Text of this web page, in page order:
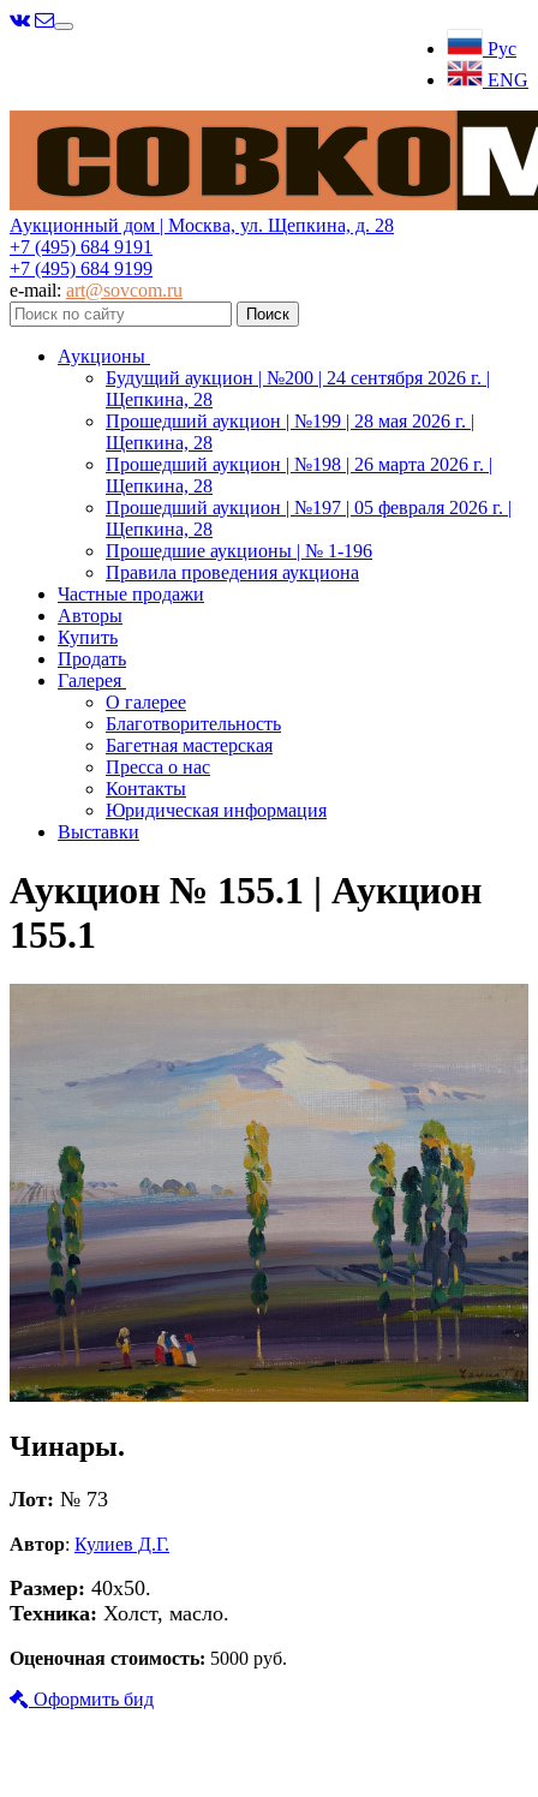
Рус
ENG
Меню
Аукционный дом | Москва, ул. Щепкина, д. 28
+7 (495) 684 9191
+7 (495) 684 9199
e-mail: art@sovcom.ru
Аукционы
Будущий аукцион | №200 | 24 сентября 2026 г. |
Щепкина, 28
Прошедший аукцион | №199 | 28 мая 2026 г. |
Щепкина, 28
Прошедший аукцион | №198 | 26 марта 2026 г. |
Щепкина, 28
Прошедший аукцион | №197 | 05 февраля 2026 г. |
Щепкина, 28
Прошедшие аукционы | № 1-196
Правила проведения аукциона
Частные продажи
Авторы
Купить
Продать
Галерея
О галерее
Благотворительность
Багетная мастерская
Пресса о нас
Контакты
Юридическая информация
Выставки
Аукцион № 155.1 | Аукцион
155.1
Чинары.
Лот: № 73
Автор: Кулиев Д.Г.
Размер: 40х50.
Техника: Холст, масло.
Оценочная стоимость: 5000 руб.
Оформить бид